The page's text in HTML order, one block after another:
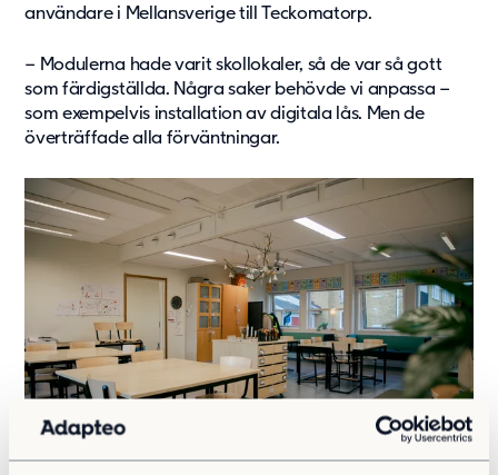
användare i Mellansverige till Teckomatorp.
– Modulerna hade varit skollokaler, så de var så gott
som färdigställda. Några saker behövde vi anpassa –
som exempelvis installation av digitala lås. Men de
överträffade alla förväntningar.